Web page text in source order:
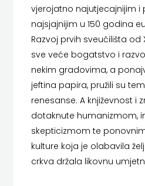
HENA
COM
Hrvatska
sveučilišna
naklada
JELENA
ROZIĆ
MOZAIK
MOZAIK KNJIGA
NAKLADA BEGEN
NAKLADA MATE
NAKLADA NEPTUN
NAKLADA OCEANMORE
vjerojatno najutjecajnijim i
najsjajnijim u 150 godina
Razvoj prvih sveučilišta od
sve veće bogatstvo i
nekim gradovima, a
jeftina papira, pružili su
renesanse. A književnost i
dotaknute humanizmom,
skepticizmom te
kulture koja je olabavila
crkva držala likovnu